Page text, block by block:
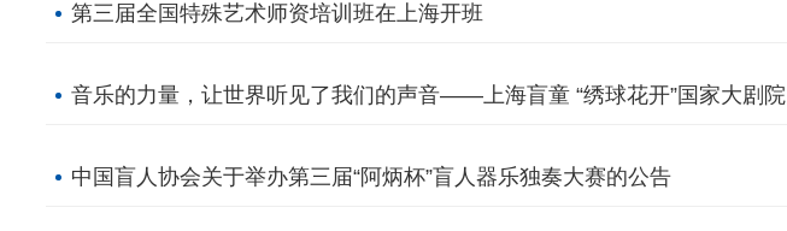
第三届全国特殊艺术师资培训班在上海开班
音乐的力量，让世界听见了我们的声音——上海盲童 “绣球花开”国家大剧院
中国盲人协会关于举办第三届“阿炳杯”盲人器乐独奏大赛的公告